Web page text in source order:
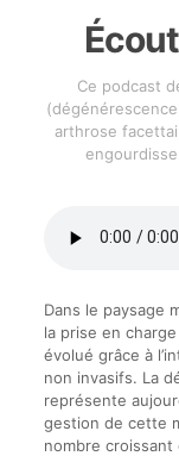
Ce podcast
arthrose
Dans le paysage
la prise en
évolué grâce à
non invasifs. La
représente
gestion de cette
nombre